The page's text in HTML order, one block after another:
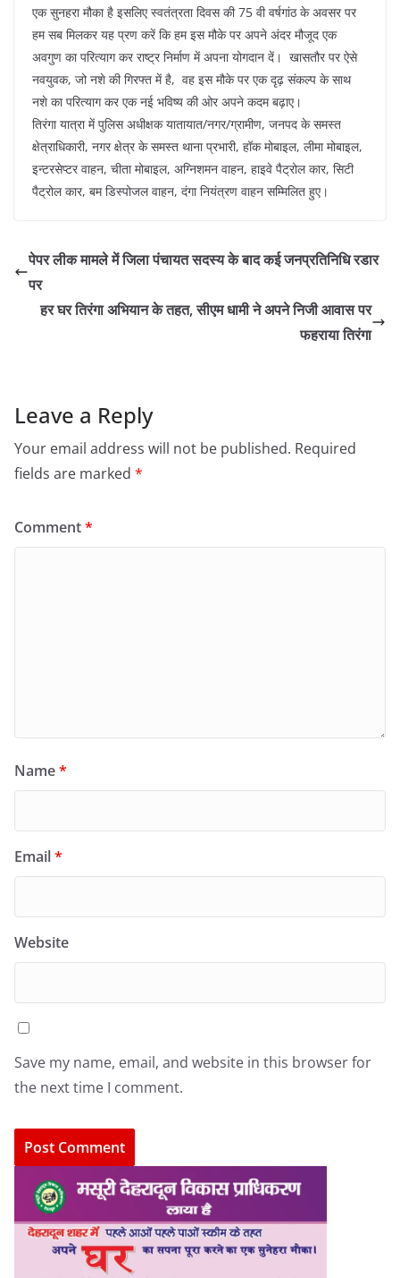
एक सुनहरा मौका है इसलिए स्वतंत्रता दिवस की 75 वी वर्षगांठ के अवसर पर
हम सब मिलकर यह प्रण करें कि हम इस मौके पर अपने अंदर मौजूद एक
अवगुण का परित्याग कर राष्ट्र निर्माण में अपना योगदान दें। खासतौर पर ऐसे
नवयुवक, जो नशे की गिरफ्त में है, वह इस मौके पर एक दृढ़ संकल्प के साथ
नशे का परित्याग कर एक नई भविष्य की ओर अपने कदम बढ़ाए।
तिरंगा यात्रा में पुलिस अधीक्षक यातायात/नगर/ग्रामीण, जनपद के समस्त
क्षेत्राधिकारी, नगर क्षेत्र के समस्त थाना प्रभारी, हॉक मोबाइल, लीमा मोबाइल,
इन्टरसेप्टर वाहन, चीता मोबाइल, अग्निशमन वाहन, हाइवे पैट्रोल कार, सिटी
पैट्रोल कार, बम डिस्पोजल वाहन, दंगा नियंत्रण वाहन सम्मिलित हुए।
पेपर लीक मामले में जिला पंचायत सदस्य के बाद कई जनप्रतिनिधि रडार
पर
हर घर तिरंगा अभियान के तहत, सीएम धामी ने अपने निजी आवास पर
फहराया तिरंगा
Leave a Reply
Your email address will not be published. Required
fields are marked *
Comment*
Name*
Email*
Website
Save my name, email, and website in this browser for
the next time I comment.